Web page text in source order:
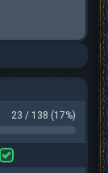
23 / 138 (17%)